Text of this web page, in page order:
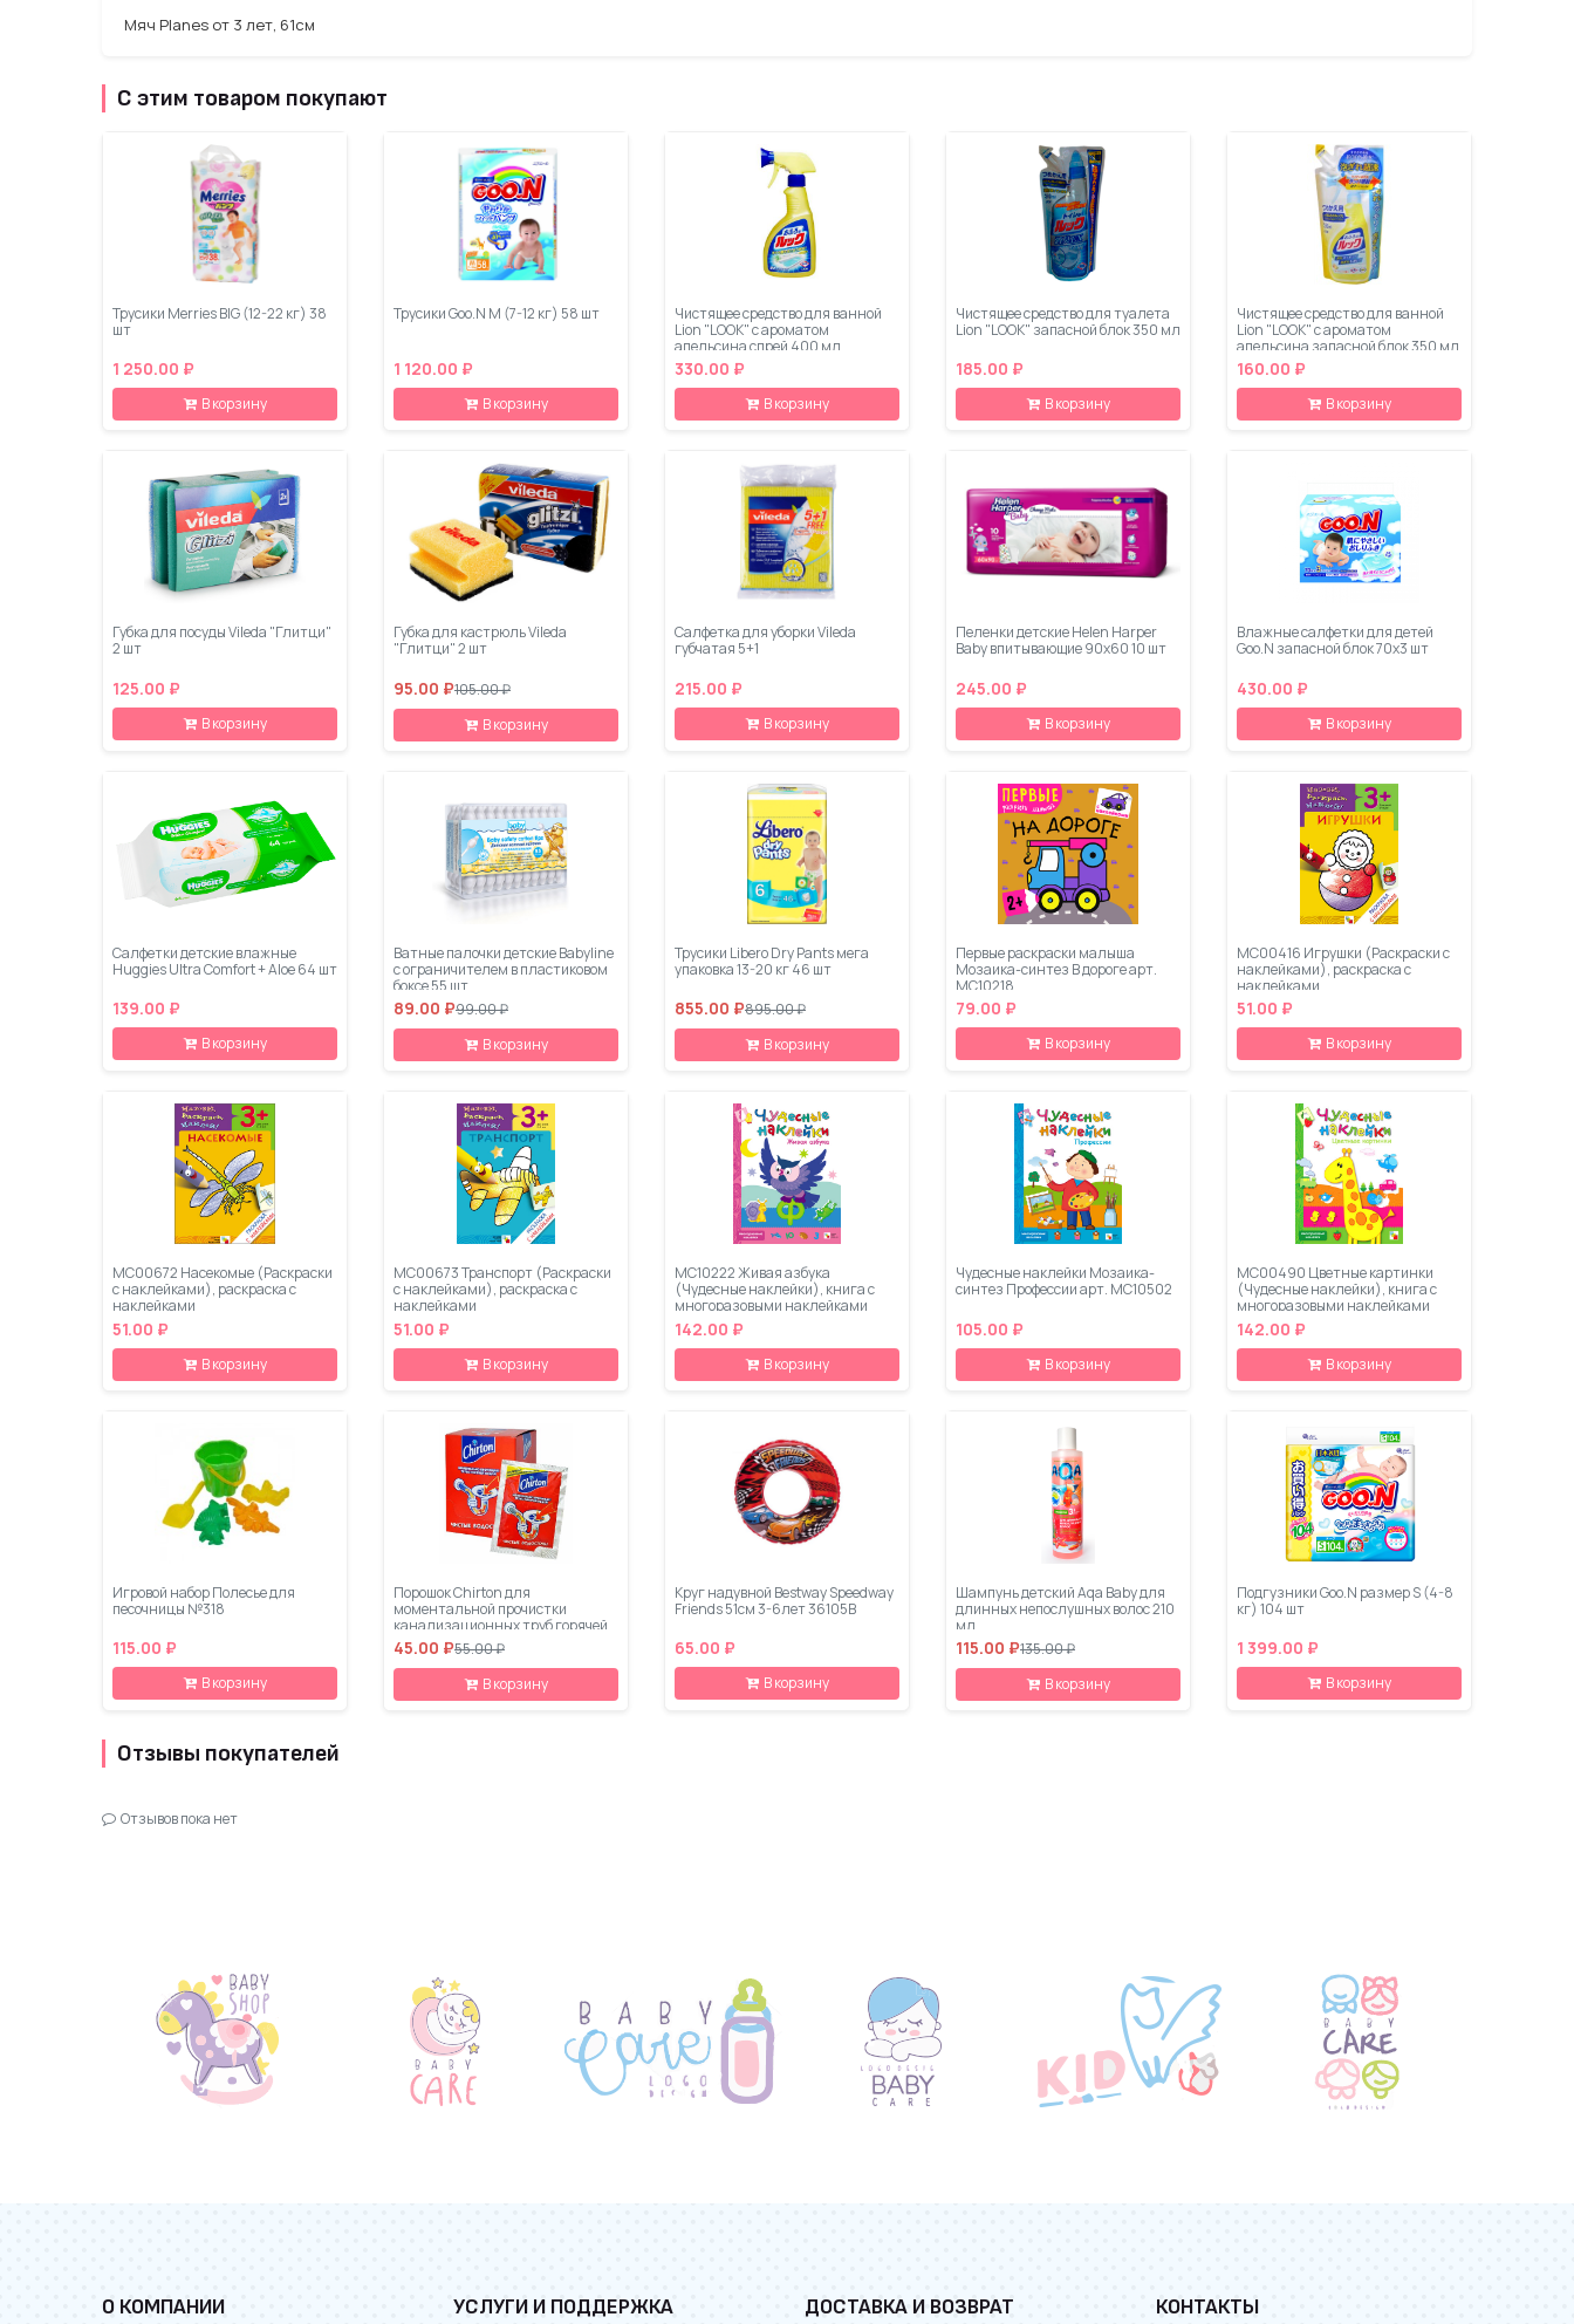
Мяч Planes от 3 лет, 61см
С этим товаром покупают
Трусики Merries BIG (12-22 кг) 38
шт
1 250.00 ₽
В корзину
Трусики Goo.N M (7-12 кг) 58 шт
1 120.00 ₽
В корзину
Чистящее средство для ванной
Lion "LOOK" с ароматом
апельсина спрей 400 мл
330.00 ₽
В корзину
Чистящее средство для туалета
Lion "LOOK" запасной блок 350 мл
185.00 ₽
В корзину
Чистящее средство для ванной
Lion "LOOK" с ароматом
апельсина запасной блок 350 мл
160.00 ₽
В корзину
Губка для посуды Vileda "Глитци"
2 шт
125.00 ₽
В корзину
Губка для кастрюль Vileda
"Глитци" 2 шт
95.00 ₽105.00 ₽
В корзину
Салфетка для уборки Vileda
губчатая 5+1
215.00 ₽
В корзину
Пеленки детские Helen Harper
Baby впитывающие 90x60 10 шт
245.00 ₽
В корзину
Влажные салфетки для детей
Goo.N запасной блок 70х3 шт
430.00 ₽
В корзину
Салфетки детские влажные
Huggies Ultra Comfort + Aloe 64 шт
139.00 ₽
В корзину
Ватные палочки детские Babyline
с ограничителем в пластиковом
боксе 55 шт
89.00 ₽99.00 ₽
В корзину
Трусики Libero Dry Pants мега
упаковка 13-20 кг 46 шт
855.00 ₽895.00 ₽
В корзину
Первые раскраски малыша
Мозаика-синтез В дороге арт.
МС10218
79.00 ₽
В корзину
МС00416 Игрушки (Раскраски с
наклейками), раскраска с
наклейками
51.00 ₽
В корзину
МС00672 Насекомые (Раскраски
с наклейками), раскраска с
наклейками
51.00 ₽
В корзину
МС00673 Транспорт (Раскраски
с наклейками), раскраска с
наклейками
51.00 ₽
В корзину
МС10222 Живая азбука
(Чудесные наклейки), книга с
многоразовыми наклейками
142.00 ₽
В корзину
Чудесные наклейки Мозаика-
синтез Профессии арт. МС10502
105.00 ₽
В корзину
МС00490 Цветные картинки
(Чудесные наклейки), книга с
многоразовыми наклейками
142.00 ₽
В корзину
Игровой набор Полесье для
песочницы №318
115.00 ₽
В корзину
Порошок Chirton для
моментальной прочистки
канализационных труб горячей
водой, 80 гр
45.00 ₽55.00 ₽
В корзину
Круг надувной Bestway Speedway
Friends 51см 3-6лет 36105B
65.00 ₽
В корзину
Шампунь детский Aqa Baby для
длинных непослушных волос 210
мл
115.00 ₽135.00 ₽
В корзину
Подгузники Goo.N размер S (4-8
кг) 104 шт
1 399.00 ₽
В корзину
Отзывы покупателей
Отзывов пока нет
О КОМПАНИИ УСЛУГИ И ПОДДЕРЖКА ДОСТАВКА И ВОЗВРАТ КОНТАКТЫ